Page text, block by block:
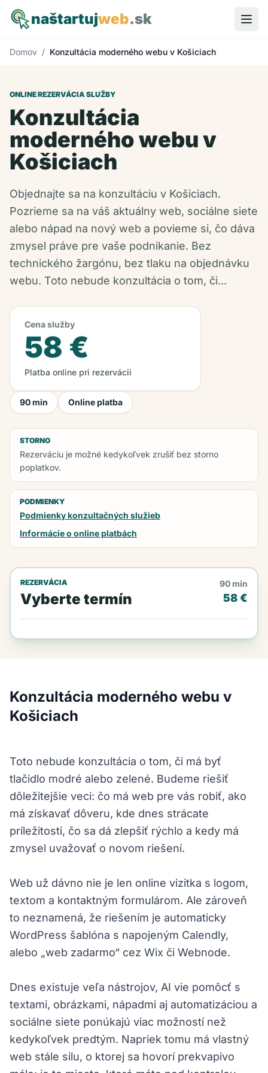
naštartujweb.sk
Domov / Konzultácia moderného webu v Košiciach
ONLINE REZERVÁCIA SLUŽBY
Konzultácia
moderného webu v
Košiciach
Objednajte sa na konzultáciu v Košiciach.
Pozrieme sa na váš aktuálny web, sociálne siete
alebo nápad na nový web a povieme si, čo dáva
zmysel práve pre vaše podnikanie. Bez
technického žargónu, bez tlaku na objednávku
webu. Toto nebude konzultácia o tom, či...
Cena služby
58 €
Platba online pri rezervácii
90 min Online platba
STORNO
Rezerváciu je možné kedykoľvek zrušiť bez storno
poplatkov.
PODMIENKY
Podmienky konzultačných služieb
Informácie o online platbách
REZERVÁCIA
Vyberte termín
90 min
58 €
Konzultácia moderného webu v
Košiciach
Toto nebude konzultácia o tom, či má byť
tlačidlo modré alebo zelené. Budeme riešiť
dôležitejšie veci: čo má web pre vás robiť, ako
má získavať dôveru, kde dnes strácate
príležitosti, čo sa dá zlepšiť rýchlo a kedy má
zmysel uvažovať o novom riešení.
Web už dávno nie je len online vizitka s logom,
textom a kontaktným formulárom. Ale zároveň
to neznamená, že riešením je automaticky
WordPress šablóna s napojeným Calendly,
alebo „web zadarmo“ cez Wix či Webnode.
Dnes existuje veľa nástrojov, AI vie pomôcť s
textami, obrázkami, nápadmi aj automatizáciou a
sociálne siete ponúkajú viac možností než
kedykoľvek predtým. Napriek tomu má vlastný
web stále silu, o ktorej sa hovorí prekvapivo